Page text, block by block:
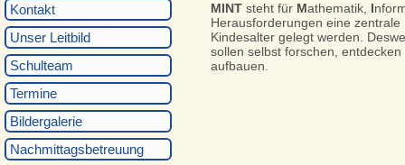
Kontakt
Unser Leitbild
Schulteam
Termine
Bildergalerie
Nachmittagsbetreuung
MINT steht für Mathematik, I
Herausforderungen eine
Kindesalter gelegt werden.
sollen selbst forschen,
aufbauen.